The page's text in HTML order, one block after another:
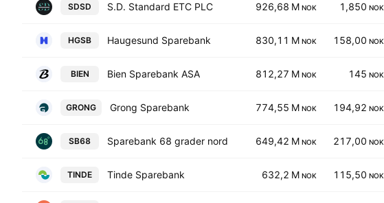
SDSD S.D. Standard ETC PLC 926,68 M NOK 1,850 NOK
HGSB Haugesund Sparebank 830,11 M NOK 158,00 NOK
BIEN Bien Sparebank ASA 812,27 M NOK 145 NOK
GRONG Grong Sparebank 774,55 M NOK 194,92 NOK
SB68 Sparebank 68 grader nord 649,42 M NOK 217,00 NOK
TINDE Tinde Sparebank 632,2 M NOK 115,50 NOK